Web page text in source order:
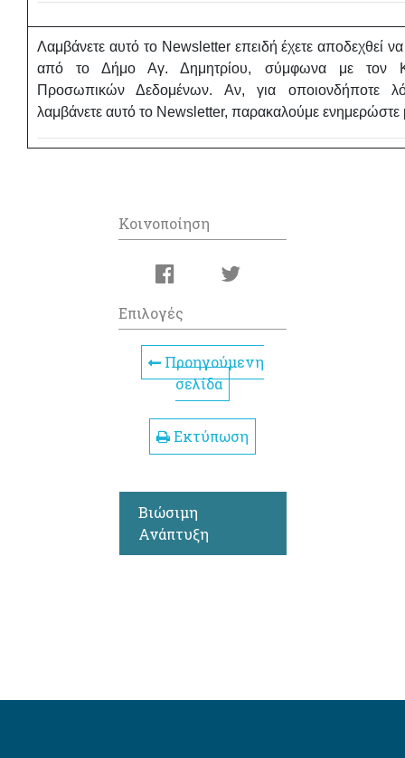
Λαμβάνετε αυτό το Newsletter επειδή έχετε αποδεχθεί
από το Δήμο Αγ. Δημητρίου, σύμφωνα με τον
Προσωπικών Δεδομένων. Αν, για οποιονδήποτε
λαμβάνετε αυτό το Newsletter, παρακαλούμε ενημερώστε
Κοινοποίηση
Επιλογές
Προηγούμενη
σελίδα
Εκτύπωση
Βιώσιμη
Ανάπτυξη